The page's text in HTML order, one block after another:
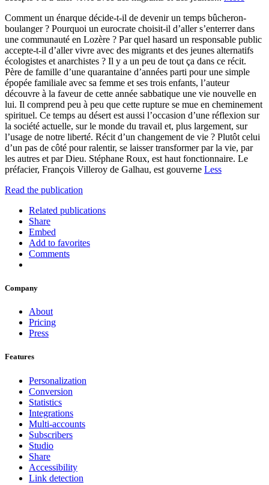
Comment un énarque décide-t-il de devenir un temps bûcheron-
boulanger ? Pourquoi un eurocrate choisit-il d’aller s’enterrer dans
une communauté en Lozère ? Par quel hasard un responsable public
accepte-t-il d’aller vivre avec des migrants et des jeunes alternatifs
écologistes et anarchistes ? Il y a un peu de tout ça dans ce récit.
Père de famille d’une quarantaine d’années parti pour une simple
épopée familiale avec sa femme et ses trois enfants, l’auteur
découvre à la faveur de cette année sabbatique une vie nouvelle en
lui. Il comprend peu à peu que cette rupture se mue en cheminement
spirituel. Ce temps au désert est aussi l’occasion d’une réflexion sur
la société actuelle, sur le monde du travail et, plus largement, sur
l’usage de notre liberté. Récit d’un changement de vie ? Plutôt celui
d’un pas de côté pour ralentir, se laisser transformer par la vie, par
les autres et par Dieu. Stéphane Roux, est haut fonctionnaire. Le
préfacier, François Villeroy de Galhau, est gouverne Less
Read the publication
Related publications
Share
Embed
Add to favorites
Comments
Company
About
Pricing
Press
Features
Personalization
Conversion
Statistics
Integrations
Multi-accounts
Subscribers
Studio
Share
Accessibility
Link detection